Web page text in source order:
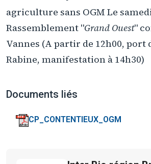
agriculture sans OGM Le
Rassemblement "Grand Ouest"
Vannes (A partir de 12h00, port
Rabine, manifestation à 14h30)
Documents liés
CP_CONTENTIEUX_OGM